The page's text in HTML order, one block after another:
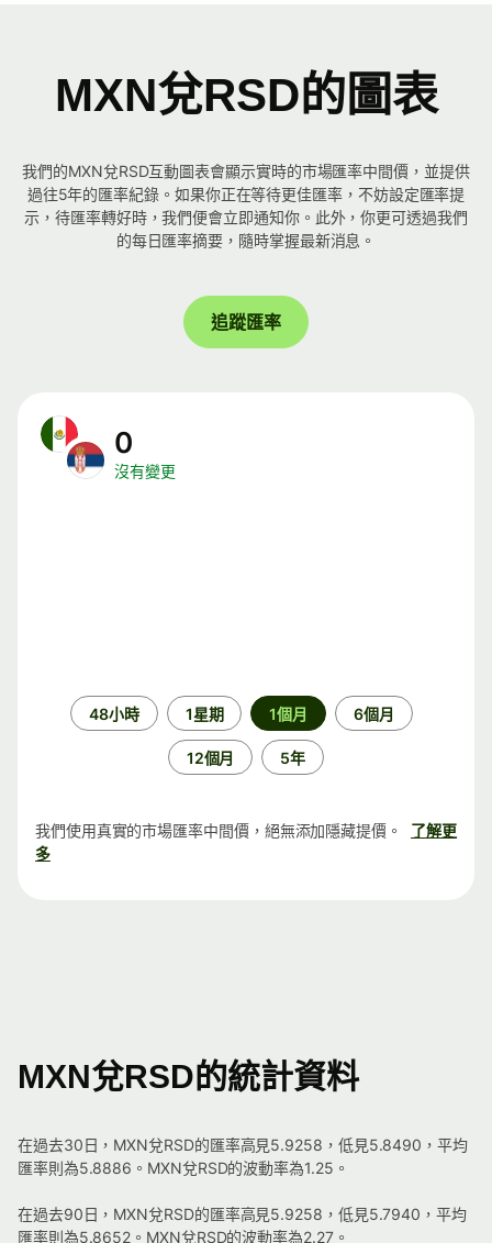
MXN兌RSD的圖表
我們的MXN兌RSD互動圖表會顯示實時的市場匯率中間價，並提供
過往5年的匯率紀錄。如果你正在等待更佳匯率，不妨設定匯率提
示，待匯率轉好時，我們便會立即通知你。此外，你更可透過我們
的每日匯率摘要，隨時掌握最新消息。
追蹤匯率
0
沒有變更
48小時 1星期 1個月 6個月
12個月 5年
我們使用真實的市場匯率中間價，絕無添加隱藏提價。
了解更
多
MXN兌RSD的統計資料
在過去30日，MXN兌RSD的匯率高見5.9258，低見5.8490，平均
匯率則為5.8886。MXN兌RSD的波動率為1.25。
在過去90日，MXN兌RSD的匯率高見5.9258，低見5.7940，平均
匯率則為5.8652。MXN兌RSD的波動率為2.27。